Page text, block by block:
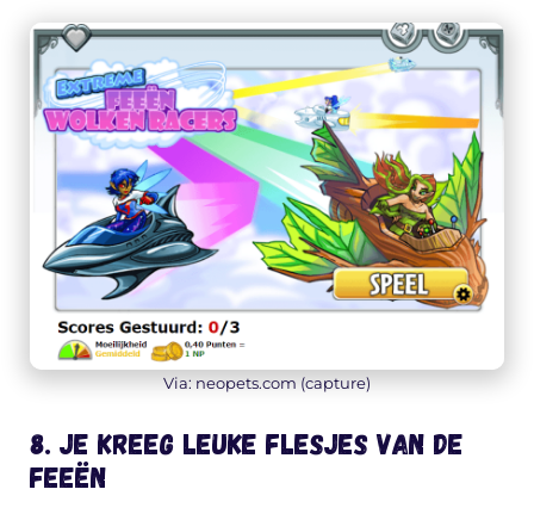
Via: neopets.com (capture)
8. Je kreeg leuke flesjes van de
feeën